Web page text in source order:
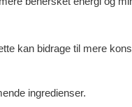
kan bidrage til mere
ingredienser.